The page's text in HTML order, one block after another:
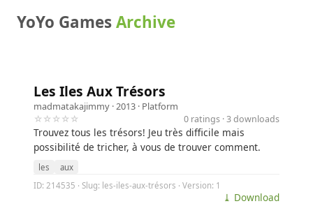
YoYo GamesArchive
Les Iles Aux Trésors
madmatakajimmy · 2013 · Platform
☆☆☆☆☆
0 ratings · 3 downloads
Trouvez tous les trésors! Jeu très difficile mais
possibilité de tricher, à vous de trouver comment.
les
aux
ID: 214535 · Slug: les-iles-aux-trésors · Version: 1
⤓ Download